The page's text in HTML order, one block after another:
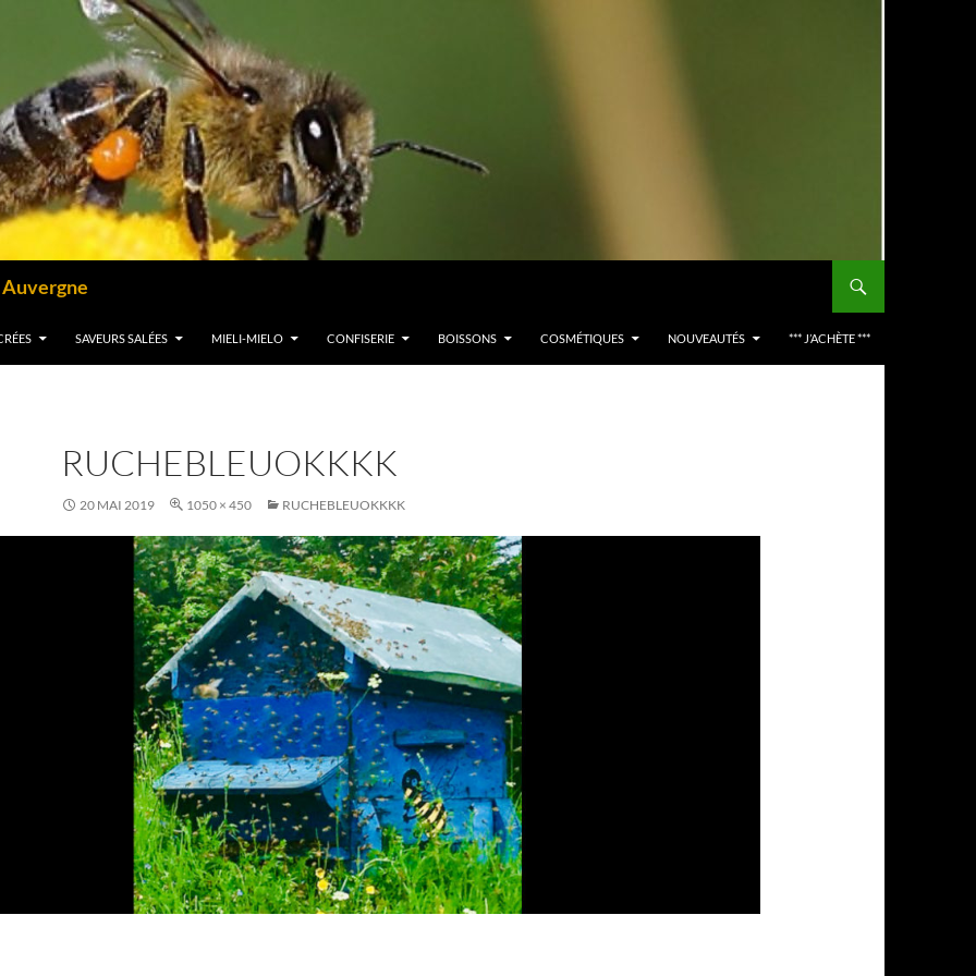
Auvergne
SAVEURS SALÉES MIELI-MIELO CONFISERIE BOISSONS COSMÉTIQUES NOUVEAUTÉS *** J’ACHÈTE ***
RUCHEBLEUOKKKK
20 MAI 2019 1050 × 450 RUCHEBLEUOKKKK